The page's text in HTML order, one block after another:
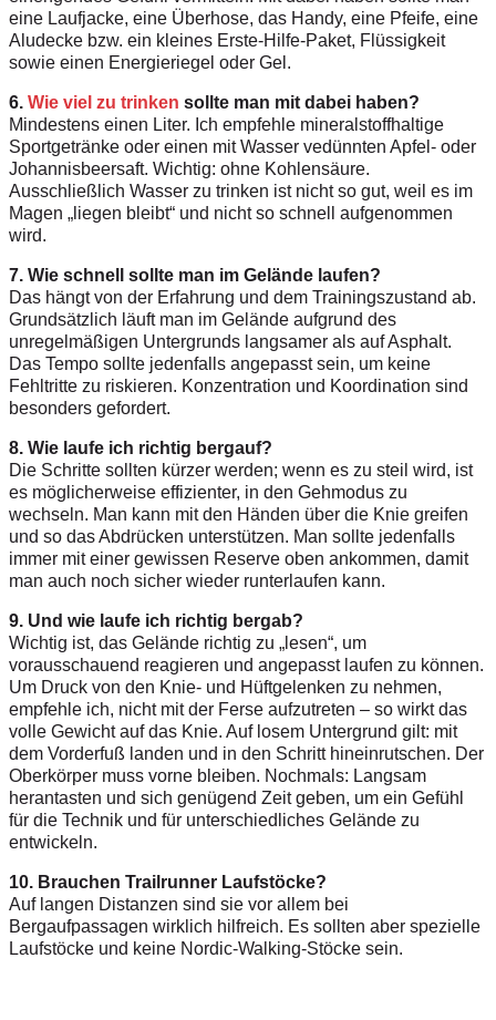
eine Laufjacke, eine Überhose, das Handy, eine Pfeife, eine
Aludecke bzw. ein kleines Erste-Hilfe-Paket, Flüssigkeit
sowie einen Energieriegel oder Gel.
6. Wie viel zu trinken sollte man mit dabei haben?
Mindestens einen Liter. Ich empfehle mineralstoffhaltige
Sportgetränke oder einen mit Wasser vedünnten Apfel- oder
Johannisbeersaft. Wichtig: ohne Kohlensäure.
Ausschließlich Wasser zu trinken ist nicht so gut, weil es im
Magen „liegen bleibt“ und nicht so schnell aufgenommen
wird.
7. Wie schnell sollte man im Gelände laufen?
Das hängt von der Erfahrung und dem Trainingszustand ab.
Grundsätzlich läuft man im Gelände aufgrund des
unregelmäßigen Untergrunds langsamer als auf Asphalt.
Das Tempo sollte jedenfalls angepasst sein, um keine
Fehltritte zu riskieren. Konzentration und Koordination sind
besonders gefordert.
8. Wie laufe ich richtig bergauf?
Die Schritte sollten kürzer werden; wenn es zu steil wird, ist
es möglicherweise effizienter, in den Gehmodus zu
wechseln. Man kann mit den Händen über die Knie greifen
und so das Abdrücken unterstützen. Man sollte jedenfalls
immer mit einer gewissen Reserve oben ankommen, damit
man auch noch sicher wieder runterlaufen kann.
9. Und wie laufe ich richtig bergab?
Wichtig ist, das Gelände richtig zu „lesen“, um
vorausschauend reagieren und angepasst laufen zu können.
Um Druck von den Knie- und Hüftgelenken zu nehmen,
empfehle ich, nicht mit der Ferse aufzutreten – so wirkt das
volle Gewicht auf das Knie. Auf losem Untergrund gilt: mit
dem Vorderfuß landen und in den Schritt hineinrutschen. Der
Oberkörper muss vorne bleiben. Nochmals: Langsam
herantasten und sich genügend Zeit geben, um ein Gefühl
für die Technik und für unterschiedliches Gelände zu
entwickeln.
10. Brauchen Trailrunner Laufstöcke?
Auf langen Distanzen sind sie vor allem bei
Bergaufpassagen wirklich hilfreich. Es sollten aber spezielle
Laufstöcke und keine Nordic-Walking-Stöcke sein.